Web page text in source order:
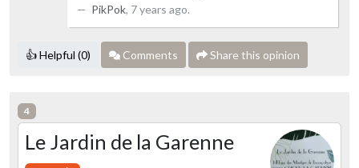
PikPok, 7 years ago.
👍 Helpful (0) Comments Share this opinion
4
Le Jardin de la Garenne